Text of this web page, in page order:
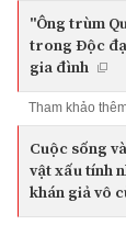
"Ông trùm
trong Độc
gia đình
Tham khảo
Cuộc sống
vật xấu tính
khán giả vô